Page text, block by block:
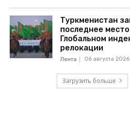
Туркменистан
последнее
Глобальном
релокации
Лента 06 августа 2026
Загрузить больше